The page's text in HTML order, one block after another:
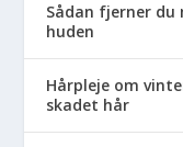
Sådan fjerner
huden
Hårpleje om
skadet hår